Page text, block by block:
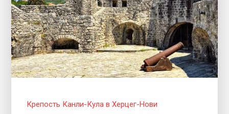
Крепость Канли-Кула в Херцег-Нови